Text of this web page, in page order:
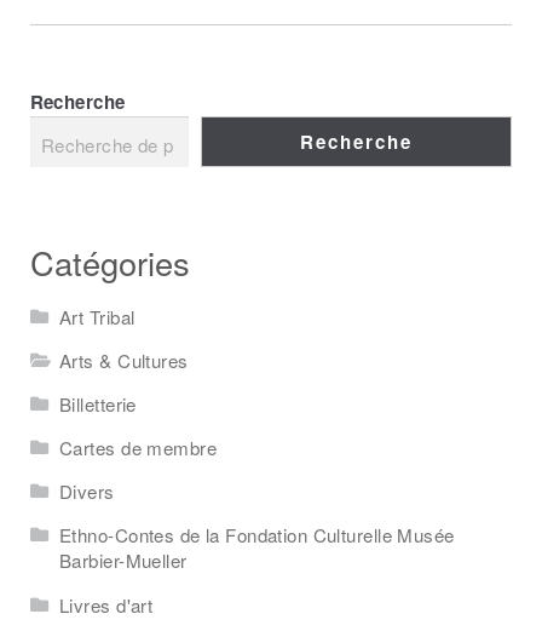
Recherche
Recherche
Catégories
Art Tribal
Arts & Cultures
Billetterie
Cartes de membre
Divers
Ethno-Contes de la Fondation Culturelle Musée
Barbier-Mueller
Livres d'art